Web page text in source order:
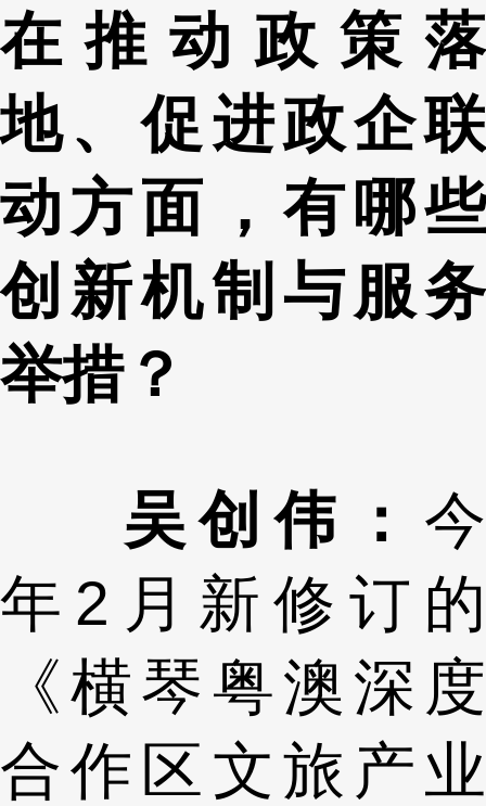
在推动政策落
地、促进政企联
动方面，有哪些
创新机制与服务
举措？
吴创伟： 今
年2月新修订的
《横琴粤澳深度
合作区文旅产业